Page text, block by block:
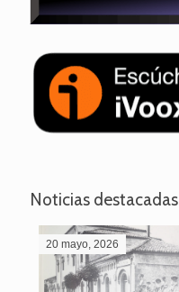
Noticias destacadas
20 mayo, 2026